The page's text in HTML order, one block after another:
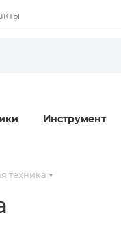
Инструмент
техника